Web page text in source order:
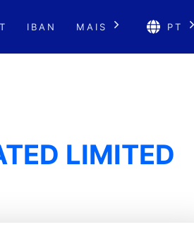
IBAN MAIS PT
LIMITED